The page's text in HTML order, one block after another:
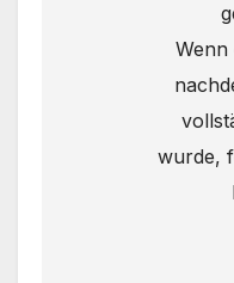
Wenn
wurde,